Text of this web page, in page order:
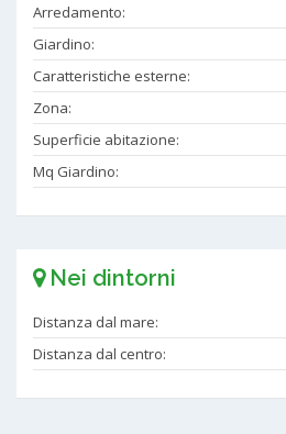
Arredamento:
Giardino:
Caratteristiche esterne:
Zona:
Superficie abitazione:
Mq Giardino:
Nei dintorni
Distanza dal mare:
Distanza dal centro: